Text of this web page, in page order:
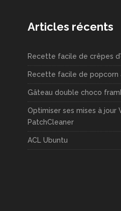
Articles récents
Recette facile de crêpes
Recette facile de popcorn
Gâteau double choco
Optimiser ses mises à jour
PatchCleaner
ACL Ubuntu